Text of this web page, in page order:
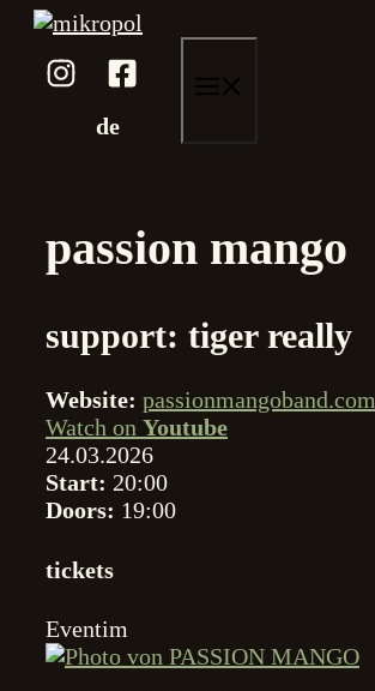
Skip
content
de
passion mango
support: tiger really
Website: passionmangoband.com
Watch on Youtube
24.03.2026
Start: 20:00
Doors: 19:00
tickets
Eventim